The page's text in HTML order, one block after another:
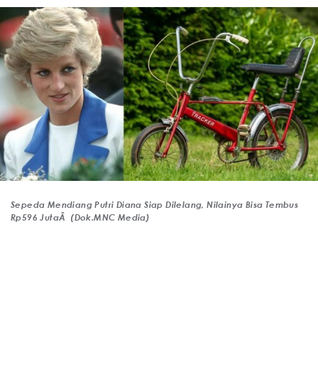
Sepeda Mendiang Putri Diana Siap Dilelang, Nilainya Bisa Tembus
Rp596 JutaÂ (Dok.MNC Media)